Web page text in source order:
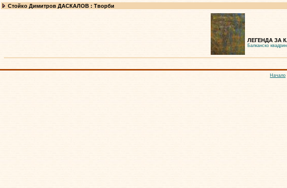
Стойко Димитров ДАСКАЛОВ : Творби
ЛЕГЕНДА ЗА
Балканско
Начало